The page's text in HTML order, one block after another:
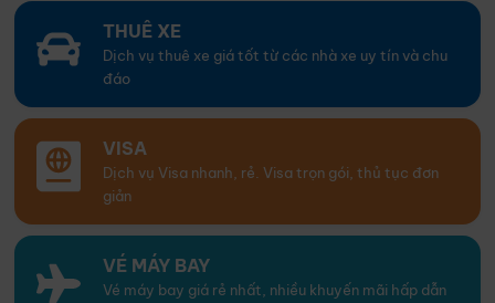
THUÊ XE
Dịch vụ thuê xe giá tốt từ các nhà xe uy tín và chu
đáo
VISA
Dịch vụ Visa nhanh, rẻ. Visa trọn gói, thủ tục đơn
giản
VÉ MÁY BAY
Vé máy bay giá rẻ nhất, nhiều khuyến mãi hấp dẫn